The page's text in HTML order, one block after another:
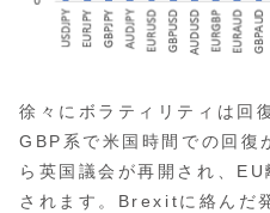
徐々にボラティリティは回
GBP系で米国時間での回復
ら英国議会が再開され、
されます。Brexitに絡んだ